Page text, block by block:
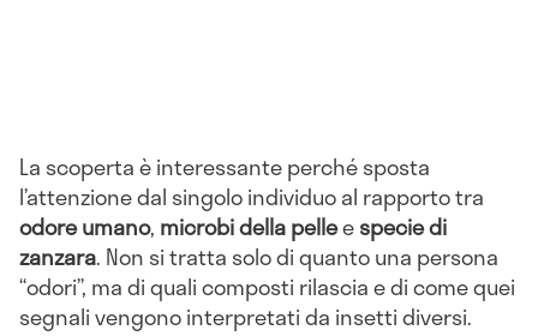
La scoperta è interessante perché sposta
l’attenzione dal singolo individuo al rapporto tra
odore umano, microbi della pelleespecie di
zanzara. Non si tratta solo di quanto una persona
“odori”, ma di quali composti rilascia e di come quei
segnali vengono interpretati da insetti diversi.